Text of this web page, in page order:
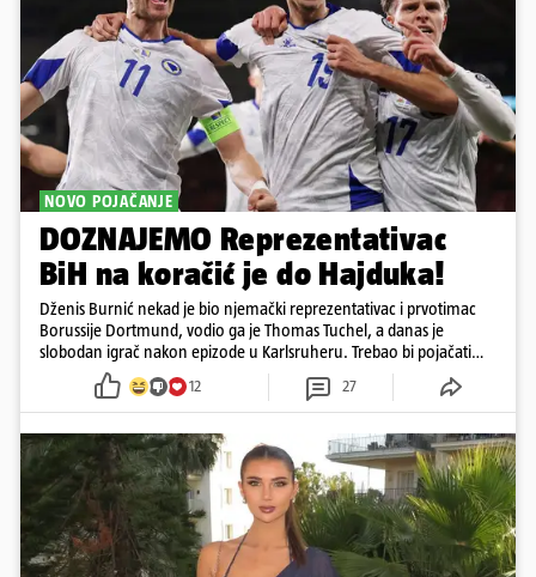
NOVO POJAČANJE
DOZNAJEMO Reprezentativac
BiH na koračić je do Hajduka!
Dženis Burnić nekad je bio njemački reprezentativac i prvotimac
Borussije Dortmund, vodio ga je Thomas Tuchel, a danas je
slobodan igrač nakon epizode u Karlsruheru. Trebao bi pojačati
konkurenciju u veznom redu
12 27